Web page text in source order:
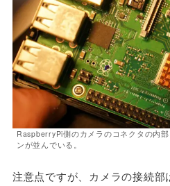
RaspberryPi側のカメラのコネクタの内
ンが並んでいる。
注意点ですが、カメラの接続